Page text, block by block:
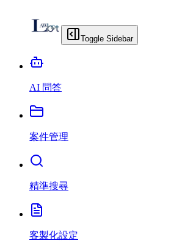
Toggle Sidebar
AI 問答
案件管理
精準搜尋
客製化設定